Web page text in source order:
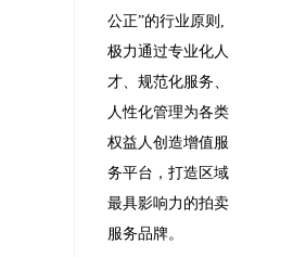
公正”的行业原则,
极力通过专业化人
才、规范化服务、
人性化管理为各类
权益人创造增值服
务平台，打造区域
最具影响力的拍卖
服务品牌。